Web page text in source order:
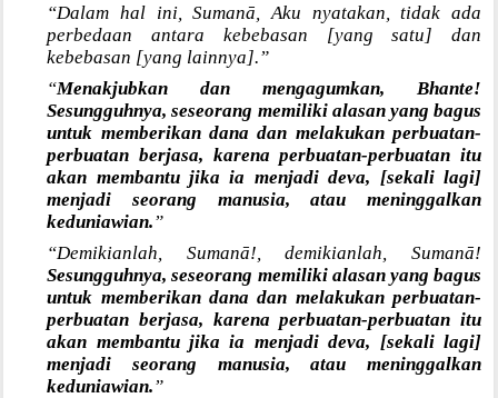
“Dalam hal ini, Sumanā, Aku nyatakan, tidak ada
perbedaan antara kebebasan [yang satu] dan
kebebasan [yang lainnya].”
“Menakjubkan dan mengagumkan, Bhante!
Sesungguhnya, seseorang memiliki alasan yang bagus
untuk memberikan dana dan melakukan perbuatan-
perbuatan berjasa, karena perbuatan-perbuatan itu
akan membantu jika ia menjadi deva, [sekali lagi]
menjadi seorang manusia, atau meninggalkan
keduniawian.”
“Demikianlah, Sumanā!, demikianlah, Sumanā!
Sesungguhnya, seseorang memiliki alasan yang bagus
untuk memberikan dana dan melakukan perbuatan-
perbuatan berjasa, karena perbuatan-perbuatan itu
akan membantu jika ia menjadi deva, [sekali lagi]
menjadi seorang manusia, atau meninggalkan
keduniawian.”